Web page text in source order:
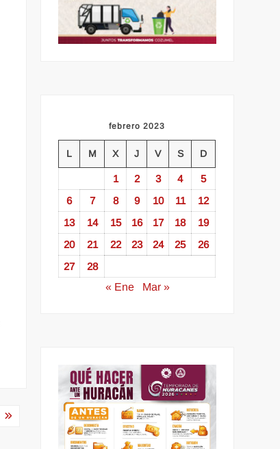
febrero 2023
L M X J V S D
1 2 3 4
5
6
7 8 9 10 11
12
13
14 15 16 17 18
19
20
21 22 23 24 25
26
27
28
« Ene
Mar »